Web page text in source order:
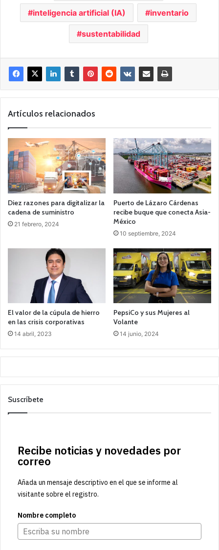
inteligencia artificial (IA) inventario
sustentabilidad
Artículos relacionados
Diez razones para digitalizar la
cadena de suministro
21 febrero, 2024
Puerto de Lázaro Cárdenas
recibe buque que conecta Asia-
México
10 septiembre, 2024
El valor de la cúpula de hierro
en las crisis corporativas
14 abril, 2023
PepsiCo y sus Mujeres al
Volante
14 junio, 2024
Suscríbete
Recibe noticias y novedades por
correo
Añada un mensaje descriptivo en el que se informe al
visitante sobre el registro.
Nombre completo